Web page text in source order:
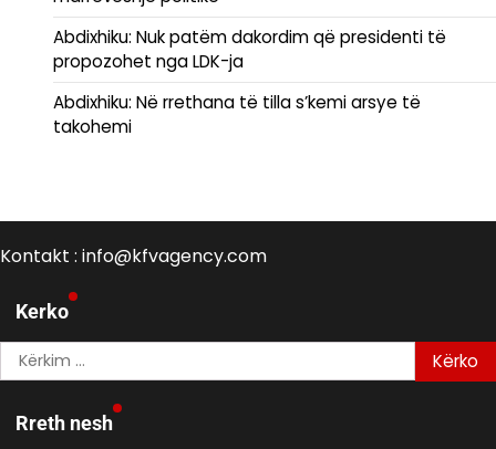
Abdixhiku: Nuk patëm dakordim që presidenti të
propozohet nga LDK-ja
Abdixhiku: Në rrethana të tilla s’kemi arsye të
takohemi
Kontakt : info@kfvagency.com
Kerko
Kërko
për:
Rreth nesh